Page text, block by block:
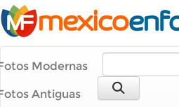
Modernas
Antiguas